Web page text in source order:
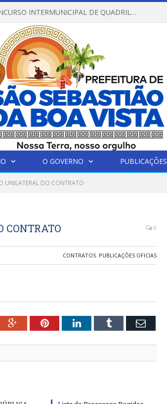
REGULAMENTO DO X CONCURSO INTERMUNICIPAL DE QUADRILHAS JUNINAS – 2026 – ARRAIÁ DA VENEZA
O GOVERNO PUBLICAÇÕES
UNILATERAL DO CONTRATO
CONTRATO 0
CONTRATOS, PUBLICAÇÕES OFICIAS
Google+PinterestLinkedInTumblr Email